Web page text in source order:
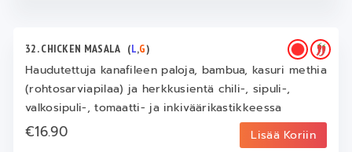
32. CHICKEN MASALA (L,G)
Haudutettuja kanafileen paloja, bambua, kasuri methia
(rohtosarviapilaa) ja herkkusientä chili-, sipuli-,
valkosipuli-, tomaatti- ja inkiväärikastikkeessa
€16.90 Lisää Koriin